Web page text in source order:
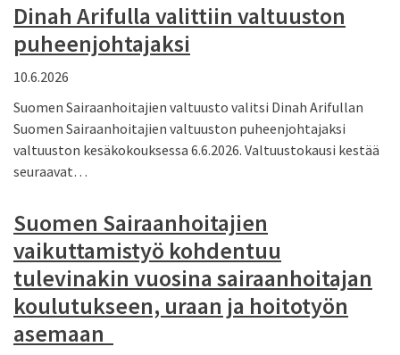
Dinah Arifulla valittiin valtuuston
puheenjohtajaksi
10.6.2026
Suomen Sairaanhoitajien valtuusto valitsi Dinah Arifullan
Suomen Sairaanhoitajien valtuuston puheenjohtajaksi
valtuuston kesäkokouksessa 6.6.2026. Valtuustokausi kestää
seuraavat…
Suomen Sairaanhoitajien
vaikuttamistyö kohdentuu
tulevinakin vuosina sairaanhoitajan
koulutukseen, uraan ja hoitotyön
asemaan